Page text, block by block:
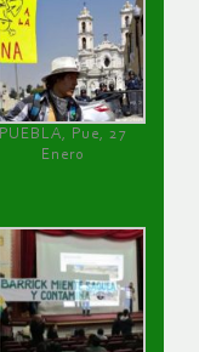
PUEBLA, Pue, 27
Enero